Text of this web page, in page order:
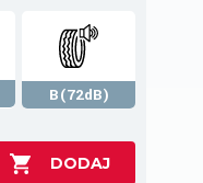
B(72dB)